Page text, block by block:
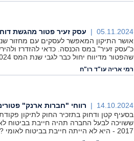
05.11.2024 |
עסק זעיר פטור מהגשת
כ"עסק זעיר" במס הכנסה. כדאי להזדרז
שהפטור מדיווח יחול כבר לגבי שנת המס 2024.
רמי אריה עו"ד רו"ח
14.10.2024 |
רווחי "חברות ארנק"
בסעיף קטן ודחוק בתזכיר החוק לתיקון
2017 - היא לא הייתה חייבת בביטוח לאומי ?